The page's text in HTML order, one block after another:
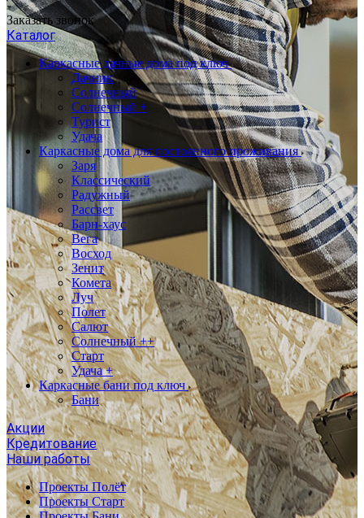
Заказать звонок
Каталог
Каркасные дачные дома под ключ
Дачник
Солнечный
Солнечный +
Турист
Удача
Каркасные дома для постоянного проживания
Заря
Классический
Радужный
Рассвет
Барн-хаус
Вега
Восход
Зенит
Комета
Луч
Полет
Салют
Солнечный ++
Старт
Удача +
Каркасные бани под ключ
Бани
Акции
Кредитование
Наши работы
Проекты Полёт
Проекты Старт